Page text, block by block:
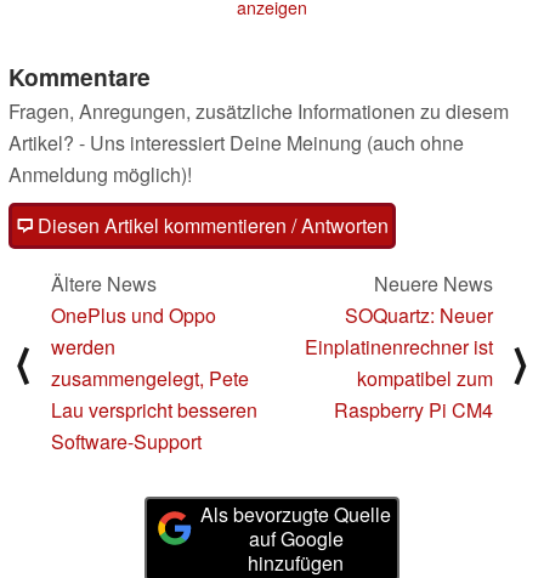
anzeigen
Kommentare
Fragen, Anregungen, zusätzliche Informationen zu diesem
Artikel? - Uns interessiert Deine Meinung (auch ohne
Anmeldung möglich)!
Diesen Artikel kommentieren / Antworten
⟨
Ältere News
OnePlus und Oppo
werden
zusammengelegt, Pete
Lau verspricht besseren
Software-Support
Neuere News
SOQuartz: Neuer
Einplatinenrechner ist
kompatibel zum
Raspberry Pi CM4
⟩
Als bevorzugte Quelle
auf Google
hinzufügen